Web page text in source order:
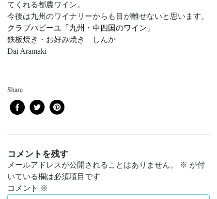
てくれる都農ワイン。
今後は九州のワイナリーからも目が離せないと思います。
クラブパピーユ「九州・中四国のワイン」
鉄板焼き・お好み焼き しんか
Dai Aramaki
Share
コメントを残す
メールアドレスが公開されることはありません。 ※ が付
いている欄は必須項目です
コメント ※